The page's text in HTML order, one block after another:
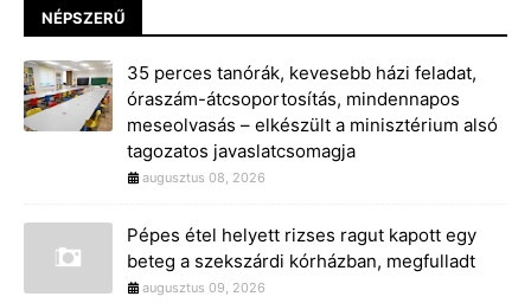
NÉPSZERŰ
35 perces tanórák, kevesebb házi feladat,
óraszám-átcsoportosítás, mindennapos
meseolvasás – elkészült a minisztérium alsó
tagozatos javaslatcsomagja
augusztus 08, 2026
Pépes étel helyett rizses ragut kapott egy
beteg a szekszárdi kórházban, megfulladt
augusztus 09, 2026